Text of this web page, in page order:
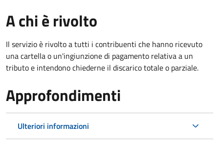
A chi è rivolto
Il servizio è rivolto a tutti i contribuenti che hanno ricevuto
una cartella o un'ingiunzione di pagamento relativa a un
tributo e intendono chiederne il discarico totale o parziale.
Approfondimenti
Ulteriori informazioni